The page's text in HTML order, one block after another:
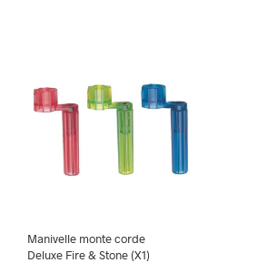
Manivelle monte corde
Deluxe Fire & Stone (X1)